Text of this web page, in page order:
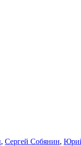
, Сергей Собянин,